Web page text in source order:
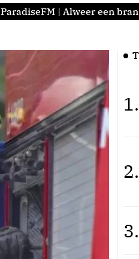
ParadiseFM | Alweer een
1.
2.
3.